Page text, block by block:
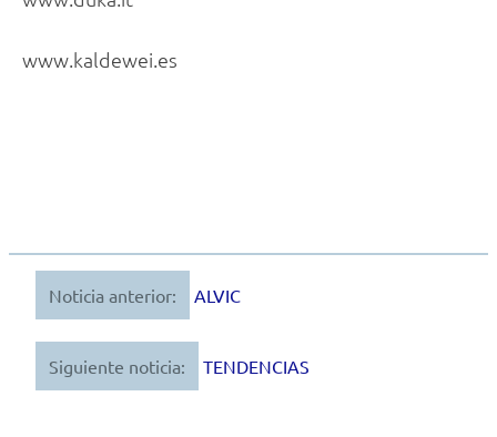
www.kaldewei.es
Navegación
de
entradas
Noticia anterior: ALVIC
Siguiente noticia: TENDENCIAS